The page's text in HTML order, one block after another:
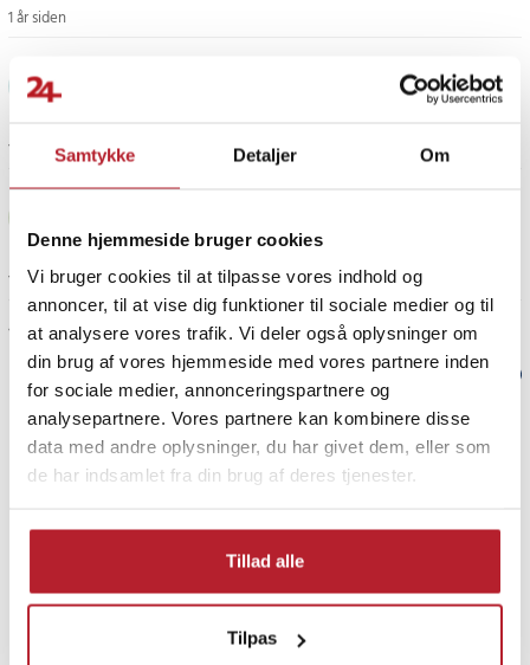
Samtykke Detaljer Om
Denne hjemmeside bruger cookies
Vi bruger cookies til at tilpasse vores indhold og
annoncer, til at vise dig funktioner til sociale medier og til
at analysere vores trafik. Vi deler også oplysninger om
din brug af vores hjemmeside med vores partnere inden
for sociale medier, annonceringspartnere og
analysepartnere. Vores partnere kan kombinere disse
data med andre oplysninger, du har givet dem, eller som
de har indsamlet fra din brug af deres tjenester.
Tillad alle
Tilpas
1 år siden
DS
1 år siden
1 år siden
Vis flere anmeldelser
Verified by Trustvoice
PRISGARANTI